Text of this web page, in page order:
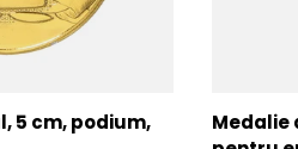
5 cm, podium,
Medalie